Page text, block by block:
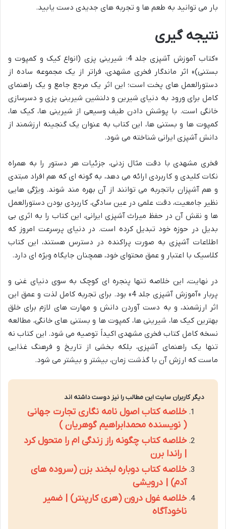
بار می توانید به طعم ها و تجربه های جدیدی دست یابید.
نتیجه گیری
«کتاب آموزش آشپزی جلد 4: شیرینی پزی (انواع کیک و کمپوت و
بستنی)» اثر ماندگار فخری مشهدی، فراتر از یک مجموعه ساده از
دستورالعمل های پخت است؛ این اثر یک مرجع جامع و یک راهنمای
کامل برای ورود به دنیای شیرین و دلنشین شیرینی پزی و دسرسازی
خانگی است. با پوشش دادن طیف وسیعی از شیرینی ها، کیک ها،
کمپوت ها و بستنی ها، این کتاب به عنوان یک گنجینه ارزشمند از
دانش آشپزی ایرانی شناخته می شود.
فخری مشهدی با دقت مثال زدنی، جزئیات هر دستور را به همراه
نکات کلیدی و کاربردی ارائه می دهد، به گونه ای که هم افراد مبتدی
و هم آشپزان باتجربه می توانند از آن بهره مند شوند. ویژگی هایی
نظیر جامعیت، دقت علمی در عین سادگی، کاربردی بودن دستورالعمل
ها و نقش آن در حفظ میراث آشپزی ایرانی، این کتاب را به اثری بی
بدیل در حوزه خود تبدیل کرده است. در دنیای پرسرعت امروز که
اطلاعات آشپزی به صورت پراکنده در دسترس هستند، این کتاب
کلاسیک با اعتبار و عمق محتوای خود، همچنان جایگاه ویژه ای دارد.
در نهایت، این خلاصه تنها پنجره ای کوچک به سوی دنیای غنی و
پربار «آموزش آشپزی جلد 4» بود. برای تجربه کامل لذت و عمق این
اثر ارزشمند، و به دست آوردن دانش و مهارت های لازم برای خلق
بهترین کیک ها، شیرینی ها، کمپوت ها و بستنی های خانگی، مطالعه
نسخه کامل کتاب فخری مشهدی اکیداً توصیه می شود. این کتاب نه
تنها یک راهنمای آشپزی، بلکه بخشی از تاریخ و فرهنگ غذایی
ماست که ارزش آن با گذشت زمان، بیشتر و بیشتر می شود.
دیگر کاربران سایت این مطالب را نیز دوست داشته اند
خلاصه کتاب اصول نامه نگاری تجارت جهانی
( نویسنده محمدابراهیم گوهریان )
خلاصه کتاب چگونه راز زندگی ام را متحول کرد
| راندا برن
خلاصه کتاب دوباره لبخند بزن (سروده های
آدم) | درویشی
خلاصه غول درون (هری کارپنتر) | ضمیر
ناخودآگاه